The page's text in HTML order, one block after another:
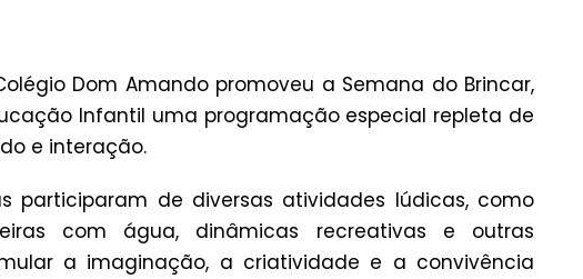
Dom Amando promoveu a Semana do Brincar,
Infantil uma programação especial repleta de
e interação.
participaram de diversas atividades lúdicas, como
com água, dinâmicas recreativas e outras
a imaginação, a criatividade e a convivência